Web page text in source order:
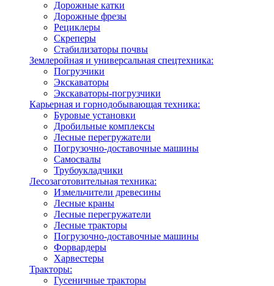
Дорожные катки
Дорожные фрезы
Рециклеры
Скреперы
Стабилизаторы почвы
Землеройная и универсальная спецтехника:
Погрузчики
Экскаваторы
Экскаваторы-погрузчики
Карьерная и горнодобывающая техника:
Буровые установки
Дробильные комплексы
Лесные перегружатели
Погрузочно-доставочные машины
Самосвалы
Трубоукладчики
Лесозаготовительная техника:
Измельчители древесины
Лесные краны
Лесные перегружатели
Лесные тракторы
Погрузочно-доставочные машины
Форвардеры
Харвестеры
Тракторы:
Гусеничные тракторы